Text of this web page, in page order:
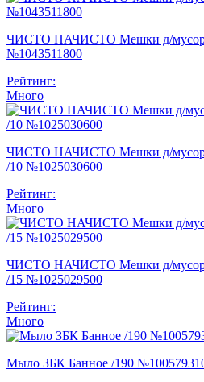
ЧИСТО НАЧИСТО Мешки д/
№1043511800
Рейтинг:
Много
ЧИСТО НАЧИСТО Мешки д/мусора
/10 №1025030600
Рейтинг:
Много
ЧИСТО НАЧИСТО Мешки д/мусора
/15 №1025029500
Рейтинг:
Много
Мыло ЗБК Банное /190